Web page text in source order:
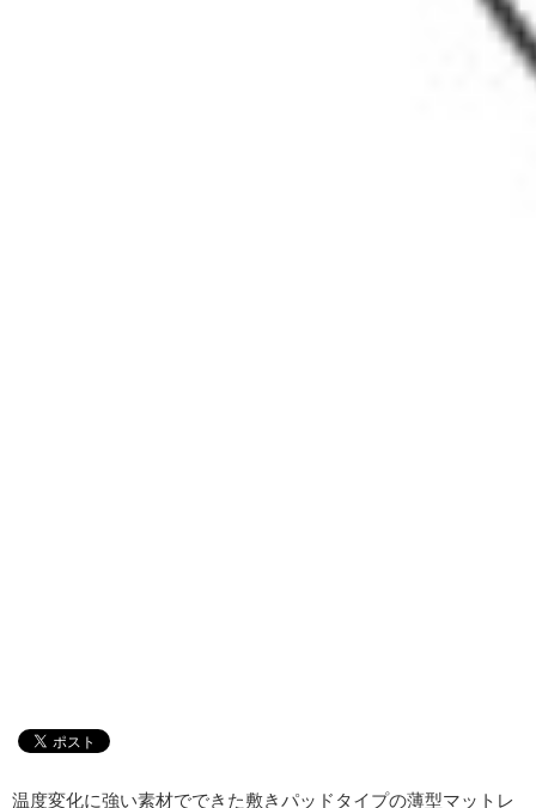
温度変化に強い素材でできた敷きパッドタイプの薄型マットレ